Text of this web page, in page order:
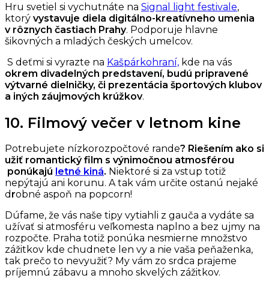
Hru svetiel si vychutnáte na Signal light festivale,
ktorý vystavuje diela digitálno-kreatívneho umenia
v rôznych častiach Prahy. Podporuje hlavne
šikovných a mladých českých umelcov.
S deťmi si vyrazte na Kašpárkohraní, kde na vás
okrem divadelných predstavení, budú pripravené
výtvarné dielničky, či prezentácia športových klubov
a iných záujmových krúžkov.
10. Filmový večer v letnom kine
Potrebujete nízkorozpočtové rande? Riešením ako si
užiť romantický film s výnimočnou atmosférou
ponúkajú letné kiná. Niektoré si za vstup totiž
nepýtajú ani korunu. A tak vám určite ostanú nejaké
d robné aspoň na popcorn!
Dúfame, že vás naše tipy vytiahli z gauča a vydáte sa
užívať si atmosféru veľkomesta naplno a bez ujmy na
rozpočte. Praha totiž ponúka nesmierne množstvo
zážitkov kde chudnete len vy a nie vaša peňaženka,
tak prečo to nevyužiť? My vám zo srdca prajeme
príjemnú zábavu a mnoho skvelých zážitkov.